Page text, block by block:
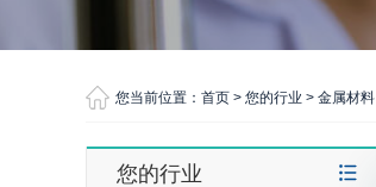
您当前位置： 首页 > 您的行业 > 金属材料
您的行业